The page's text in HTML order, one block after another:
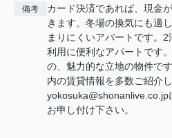
備考
カード決済であれば、現金
きます。冬場の換気にも適
まりにくいアパートです。
利用に便利なアパートです
の、魅力的な立地の物件で
内の賃貸情報を多数ご紹介
お申し付け下さい。